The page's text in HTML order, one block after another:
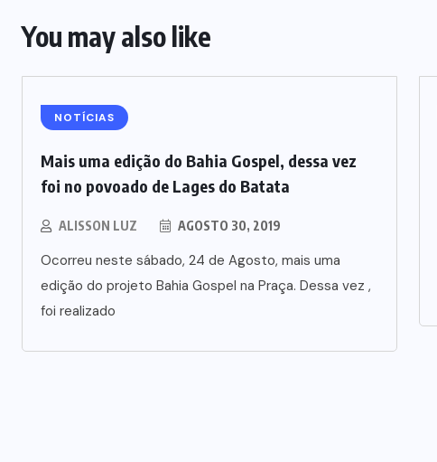
You may also like
NOTÍCIAS
Mais uma edição do Bahia Gospel, dessa vez
foi no povoado de Lages do Batata
ALISSON LUZ AGOSTO 30, 2019
Ocorreu neste sábado, 24 de Agosto, mais uma
edição do projeto Bahia Gospel na Praça. Dessa vez ,
foi realizado